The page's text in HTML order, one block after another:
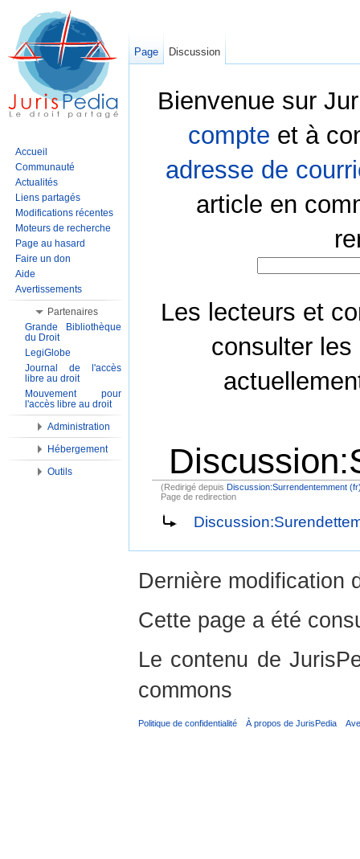
Bienvenue sur
compte et à
adresse de
article en
Les lecteurs et
consulter les
(Redirigé depuis Discussion:Surrendentemment
Page de redirection
Page Discussion
Accueil
Communauté
Actualités
Liens partagés
Modifications récentes
Moteurs de recherche
Page au hasard
Faire un don
Aide
Avertissements
Partenaires
Grande Bibliothèque
du Droit
LegiGlobe
Journal de l'accès
libre au droit
Mouvement pour
l'accès libre au droit
Administration
Hébergement
Outils
Dernière modification
Cette page a été
Le contenu de
commons
Politique de confidentialité À propos de JurisPedia